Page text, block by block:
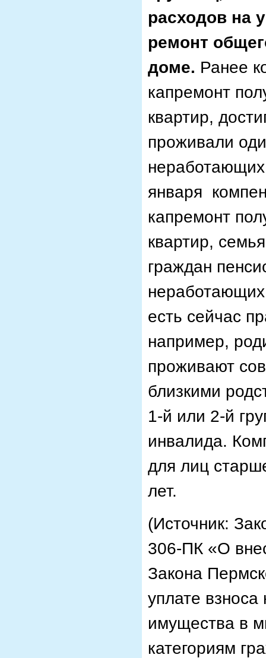
расходов на
ремонт
доме. Ранее
капремонт
квартир,
проживали
неработающих
января
капремонт
квартир,
граждан
есть сейчас
например,
проживают
близкими
1-й или 2-й
инвалида.
для лиц
лет.
(Источник:
306-ПК «О
Закона
уплате
имущества в
категориям